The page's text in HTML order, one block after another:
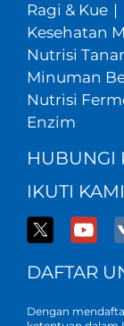
Ragi & Kue |
Kesehatan
Nutrisi
Minuman
Nutrisi
Enzim
HUBUNGI
IKUTI
DAFTAR
Dengan